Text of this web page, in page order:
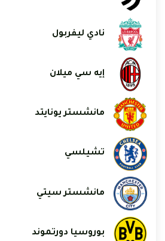
نادي ليفربول
إيه سي ميلان
مانشستر يونايتد
تشيلسي
مانشستر سيتي
بوروسيا دورتموند